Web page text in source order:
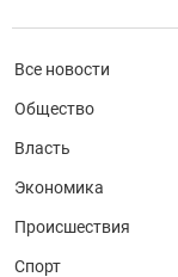
Все новости
Общество
Власть
Экономика
Происшествия
Спорт